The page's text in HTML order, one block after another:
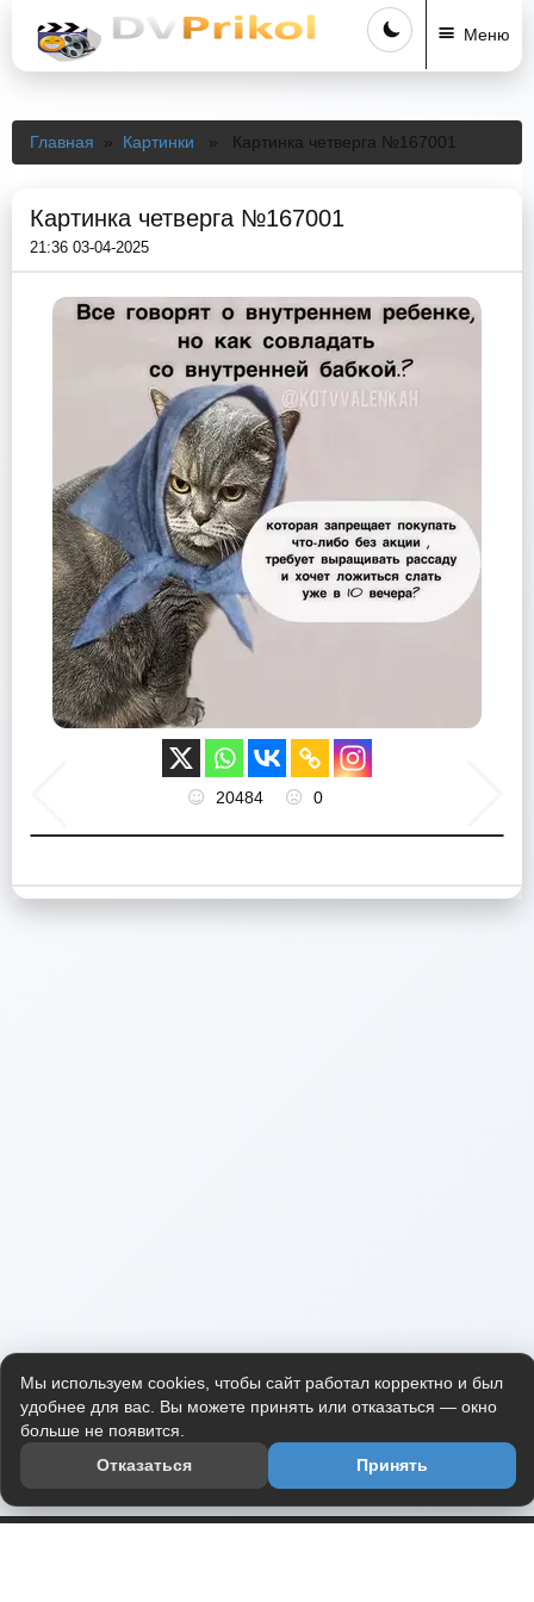
Меню
Главная » Картинки » Картинка четверга №167001
Картинка четверга №167001
21:36 03-04-2025
20484 0
Мы используем cookies, чтобы сайт работал корректно и был
удобнее для вас. Вы можете принять или отказаться — окно
больше не появится.
Отказаться
Принять